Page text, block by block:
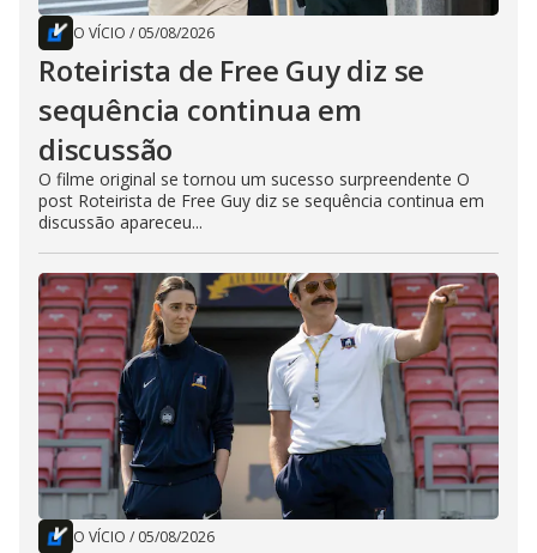
O VÍCIO / 05/08/2026
Roteirista de Free Guy diz se
sequência continua em
discussão
O filme original se tornou um sucesso surpreendente O
post Roteirista de Free Guy diz se sequência continua em
discussão apareceu...
O VÍCIO / 05/08/2026